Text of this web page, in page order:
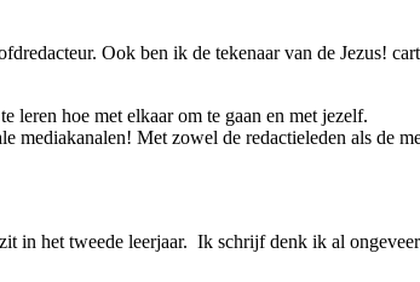
Ook ben ik de tekenaar van de Jezus!
leren hoe met elkaar om te gaan en met jezelf.
mediakanalen! Met zowel de redactieleden als de
in het tweede leerjaar. Ik schrijf denk ik al